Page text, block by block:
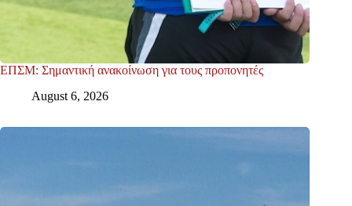
ΕΠΣΜ: Σημαντική ανακοίνωση για τους προπονητές
August 6, 2026